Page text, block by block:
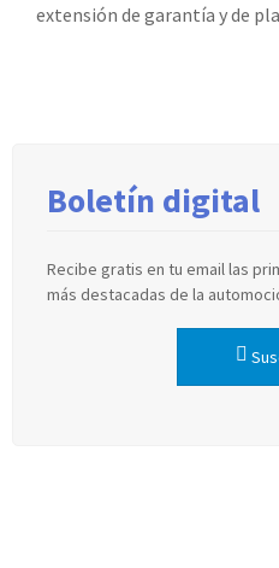
extensión de garantía y de
Boletín digital
Recibe gratis en tu email las
más destacadas de la